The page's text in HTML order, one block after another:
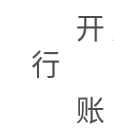
开
行
账